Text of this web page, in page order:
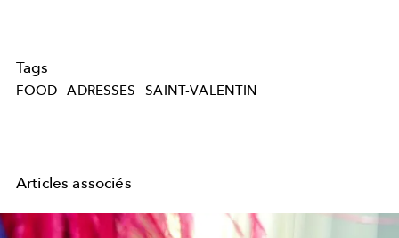
Tags
FOOD ADRESSES SAINT-VALENTIN
Articles associés